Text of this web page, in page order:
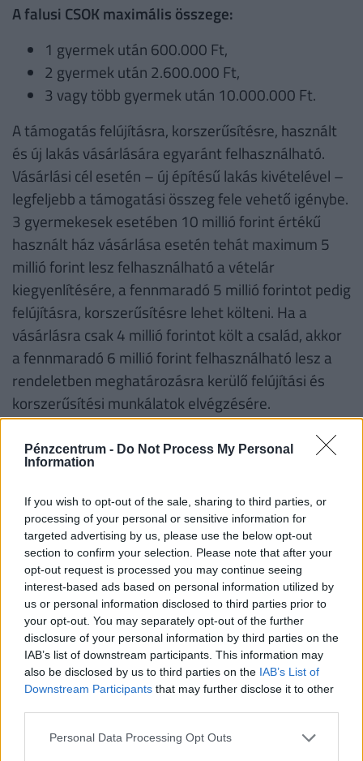
Pénzcentrum - Do Not Process My Personal
Information
If you wish to opt-out of the sale, sharing to third parties, or
processing of your personal or sensitive information for
targeted advertising by us, please use the below opt-out
section to confirm your selection. Please note that after your
opt-out request is processed you may continue seeing
interest-based ads based on personal information utilized by
us or personal information disclosed to third parties prior to
your opt-out. You may separately opt-out of the further
disclosure of your personal information by third parties on the
IAB’s list of downstream participants. This information may
also be disclosed by us to third parties on the IAB’s List of
Downstream Participants that may further disclose it to other
Personal Data Processing Opt Outs
A falusi CSOK maximális összege:
1 gyermek után 600.000 Ft,
2 gyermek után 2.600.000 Ft,
3 vagy több gyermek után 10.000.000 Ft.
A támogatás felújításra, korszerűsítésre, használt
és új lakás vásárlására egyaránt felhasználható.
Vásárlási cél esetén – új építésű lakás kivételével –
legfeljebb a támogatási összeg fele vehető igénybe.
3 gyermekesek esetében 10 millió forint értékű
használt ház vásárlása esetén tehát maximum 5
millió forint lesz felhasználható a vételár
kiegyenlítésére, a fennmaradó 5 millió forintot pedig
felújításra, korszerűsítésre lehet költeni. Ha a
vásárlásra csak 4 millió forintot költ a család, akkor
a fennmaradó 6 millió forint felhasználható lesz a
rendeletben meghatározásra kerülő felújítási és
korszerűsítési munkálatok elvégzésére.
Amennyiben a támogatott személyek kizárólag
korszerűsítésre szeretnék felhasználni a
kedvezményt, úgy fenti támogatási összegek fele
lesz elérhető.
Fontos!A támogatás abban az esetben is
igényelhető korszerűsítésre és/vagy bővítésre, ha
korábban az adott lakásra már vettek igénybe
CSOK-ot. Ha valaki a korszerűsítési és/vagy bővítési
munkálatokat nem teljesíti, a folyósított családi
otthonteremtési kedvezményt - ideértve annak a
lakás vásárlására számított összegét is − a
folyósítás napjától számított, Ptk. szerinti
késedelmi kamattal növelten köteles visszafizetni.